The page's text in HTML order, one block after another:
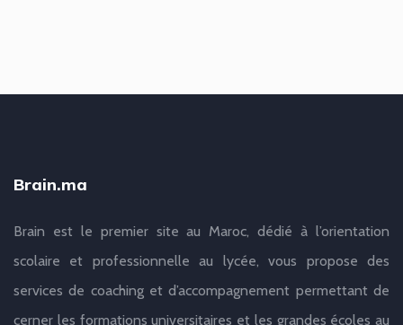
Brain.ma
Brain est le premier site au Maroc, dédié à l’orientation
scolaire et professionnelle au lycée, vous propose des
services de coaching et d’accompagnement permettant de
cerner les formations universitaires et les grandes écoles au